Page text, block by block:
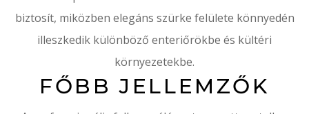
biztosít, miközben elegáns szürke felülete könnyedén
illeszkedik különböző enteriőrökbe és kültéri
környezetekbe.
FŐBB JELLEMZŐK